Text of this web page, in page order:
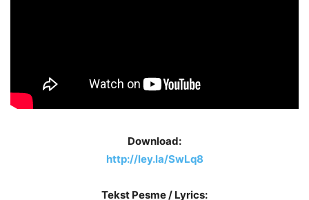
Download:
http://ley.la/SwLq8
Tekst Pesme / Lyrics: